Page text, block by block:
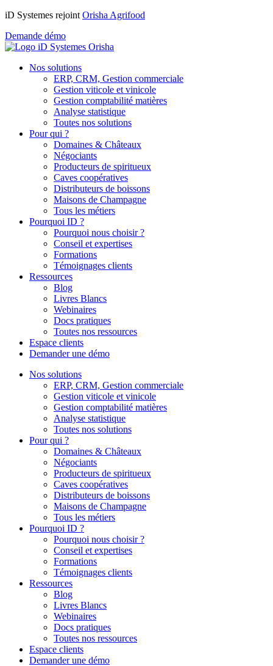
iD Systemes rejoint Orisha Agrifood
Demande démo
Nos solutions
ERP, CRM, Gestion commerciale
Gestion viticole et vinicole
Gestion comptabilité matières
Analyse statistique
Toutes nos solutions
Pour qui ?
Domaines & Châteaux
Négociants
Producteurs de spiritueux
Caves coopératives
Distributeurs de boissons
Maisons de Champagne
Tous les métiers
Pourquoi ID ?
Pourquoi nous choisir ?
Conseil et expertises
Formations
Témoignages clients
Ressources
Blog
Livres Blancs
Webinaires
Docs pratiques
Toutes nos ressources
Espace clients
Demander une démo
Nos solutions
ERP, CRM, Gestion commerciale
Gestion viticole et vinicole
Gestion comptabilité matières
Analyse statistique
Toutes nos solutions
Pour qui ?
Domaines & Châteaux
Négociants
Producteurs de spiritueux
Caves coopératives
Distributeurs de boissons
Maisons de Champagne
Tous les métiers
Pourquoi ID ?
Pourquoi nous choisir ?
Conseil et expertises
Formations
Témoignages clients
Ressources
Blog
Livres Blancs
Webinaires
Docs pratiques
Toutes nos ressources
Espace clients
Demander une démo